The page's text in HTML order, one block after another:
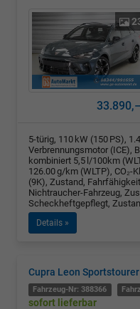
5-türig, 110 kW (150 PS),
Verbrennungsmotor (ICE),
kombiniert 5,5 l/100km
126.00 g/km (WLTP), CO₂-
(9K), Zustand,
Nichtraucher-Fahrzeug,
Scheckheftgepflegt,
Details »
Cupra Leon Sportstourer
Fahrzeug-Nr: 388366
sofort lieferbar